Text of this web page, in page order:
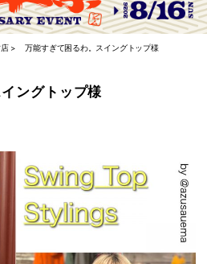
>
万能すぎて困るわ。スイングトップ様
ングトップ様